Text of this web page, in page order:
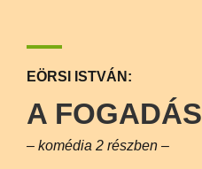
EÖRSI ISTVÁN:
A FOGADÁS
– komédia 2 részben –